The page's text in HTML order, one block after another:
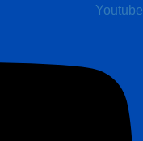
Youtube